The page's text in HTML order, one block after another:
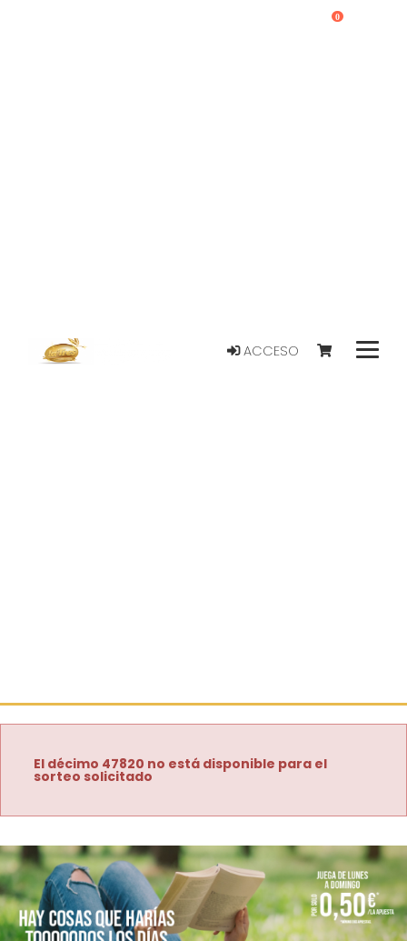
ACCESO
0
El décimo 47820 no está disponible para el
sorteo solicitado